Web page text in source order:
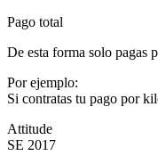
Pago total
De esta forma solo pagas
Por ejemplo:
Si contratas tu pago por
Attitude
SE 2017